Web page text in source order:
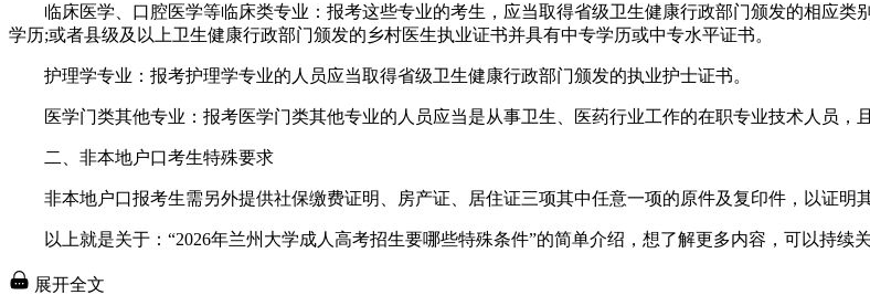
临床医学、口腔医学等临床类专业：报考这些专业的考生，应当取得省级卫生健康行政部门颁发的相应类
学历;或者县级及以上卫生健康行政部门颁发的乡村医生执业证书并具有中专学历或中专水平证书。
护理学专业：报考护理学专业的人员应当取得省级卫生健康行政部门颁发的执业护士证书。
医学门类其他专业：报考医学门类其他专业的人员应当是从事卫生、医药行业工作的在职专业技术人员，
二、非本地户口考生特殊要求
非本地户口报考生需另外提供社保缴费证明、房产证、居住证三项其中任意一项的原件及复印件，以证明
以上就是关于：“2026年兰州大学成人高考招生要哪些特殊条件”的简单介绍，想了解更多内容，可以持续
展开全文